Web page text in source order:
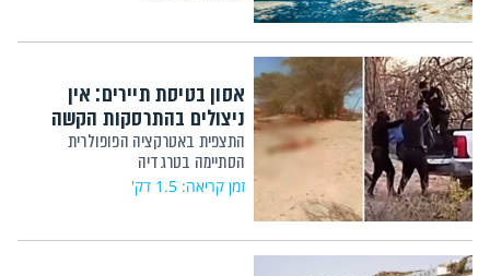
אסון בטיסת תיירים: אין
ניצולים בהתרסקות הקשה
התצפית באטרקציה הפופולרית
הסתיימה בטרגדיה
זמן קריאה: 1.5 דק'